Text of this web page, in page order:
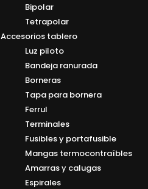
Bipolar
Tetrapolar
Accesorios tablero
Luz piloto
Bandeja ranurada
Borneras
Tapa para bornera
Ferrul
Terminales
Fusibles y portafusible
Mangas termocontraíbles
Amarras y calugas
Espirales